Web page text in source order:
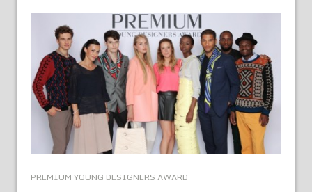
PREMIUM YOUNG DESIGNERS AWARD